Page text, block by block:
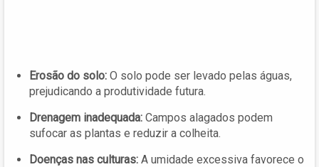
Erosão do solo: O solo pode ser levado pelas águas,
prejudicando a produtividade futura.
Drenagem inadequada: Campos alagados podem
sufocar as plantas e reduzir a colheita.
Doenças nas culturas: A umidade excessiva favorece o